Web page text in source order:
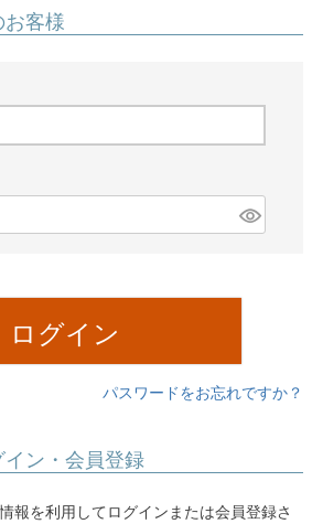
客様
ログイン
パスワードをお忘れですか？
ン・会員登録
報を利用してログインまたは会員登録さ